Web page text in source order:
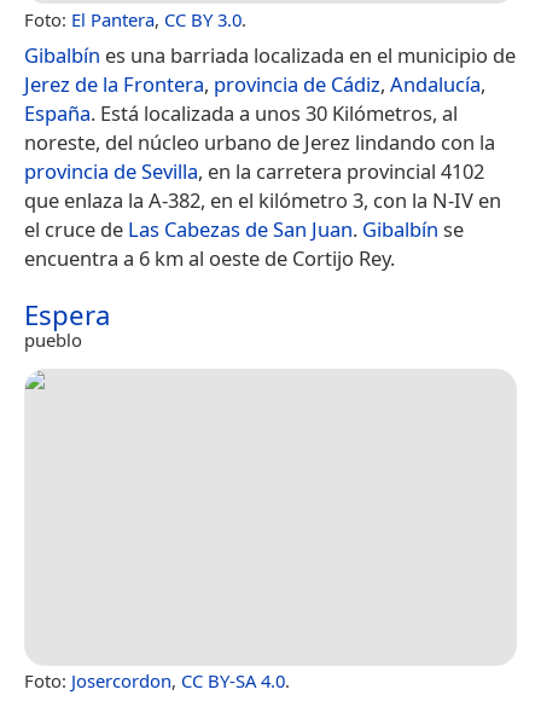
Foto: El Pantera, CC BY 3.0.
Gibalbín es una barriada localizada en el municipio de
Jerez de la Frontera, provincia de Cádiz, Andalucía,
España. Está localizada a unos 30 Kilómetros, al
noreste, del núcleo urbano de Jerez lindando con la
provincia de Sevilla, en la carretera provincial 4102
que enlaza la A-382, en el kilómetro 3, con la N-IV en
el cruce de Las Cabezas de San Juan. Gibalbín se
encuentra a 6 km al oeste de Cortijo Rey.
Espera
pueblo
Foto: Josercordon, CC BY-SA 4.0.